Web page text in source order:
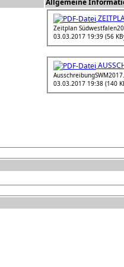
Zeitplan
03.03.2017 19:39 (56
03.03.2017 19:38 (140